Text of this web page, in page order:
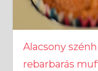
Alacsony
rebarbarás